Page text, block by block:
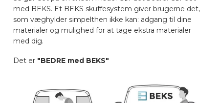
med BEKS. Et BEKS skuffesystem giver brugerne det,
som væghylder simpelthen ikke kan: adgang til dine
materialer og mulighed for at tage ekstra materialer
med dig.
Det er "BEDRE med BEKS"